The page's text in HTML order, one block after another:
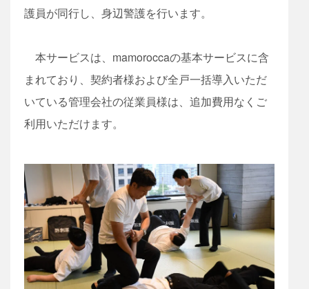
護員が同行し、身辺警護を行います。
本サービスは、mamoroccaの基本サービスに含
まれており、契約者様および全戸一括導入いただ
いている管理会社の従業員様は、追加費用なくご
利用いただけます。